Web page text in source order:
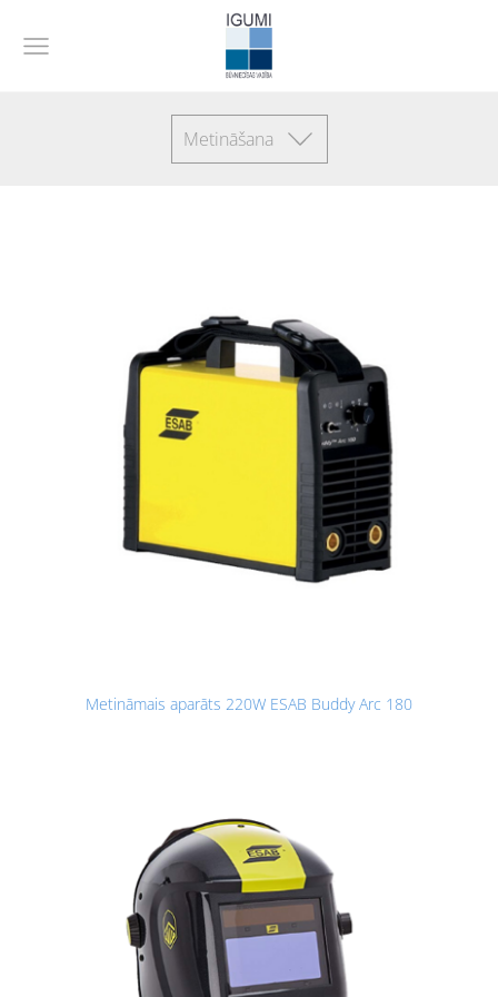
Metināšana
Metināmais aparāts 220W ESAB Buddy Arc 180